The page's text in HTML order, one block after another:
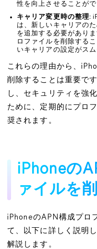
性を向上させることがで
キャリア変更時の整理:
は、新しいキャリアの
を追加する必要があり
ロファイルを削除する
いキャリアの設定がス
これらの理由から、
削除することは重要で
し、セキュリティを強
ために、定期的にプロ
奨されます。
iPhoneの
ァイルを
iPhoneのAPN構成プロ
て、以下に詳しく説明
解説します。